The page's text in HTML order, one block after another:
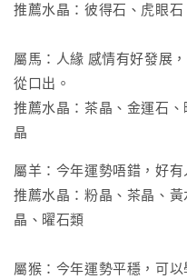
推薦水晶：彼得石、虎眼
屬馬：人緣 感情有好發展
從口出。
推薦水晶：茶晶、金運石
晶
屬羊：今年運勢唔錯，好有
推薦水晶：粉晶、茶晶、
晶、曜石類
屬猴：今年運勢平穩，可